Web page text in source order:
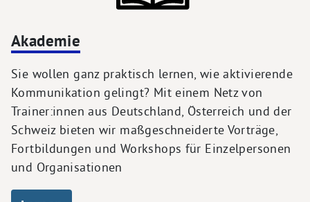
Akademie
Sie wollen ganz praktisch lernen, wie aktivierende
Kommunikation gelingt? Mit einem Netz von
Trainer:innen aus Deutschland, Österreich und der
Schweiz bieten wir maßgeschneiderte Vorträge,
Fortbildungen und Workshops für Einzelpersonen
und Organisationen